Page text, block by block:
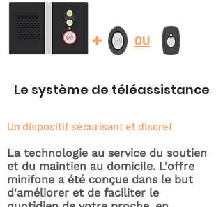
+ OU
Le système de téléassistance
Un dispositif sécurisant et discret
La technologie au service du soutien
et du maintien au domicile. L'offre
minifone a été conçue dans le but
d'améliorer et de faciliter le